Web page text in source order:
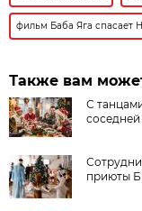
фильм Баба Яга спасает
Также вам
С
приюты